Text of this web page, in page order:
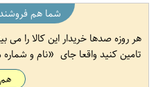
شما هم
هر روزه صدها خریدار این کالا را می
تامین کنید واقعا جای
نام و
هم